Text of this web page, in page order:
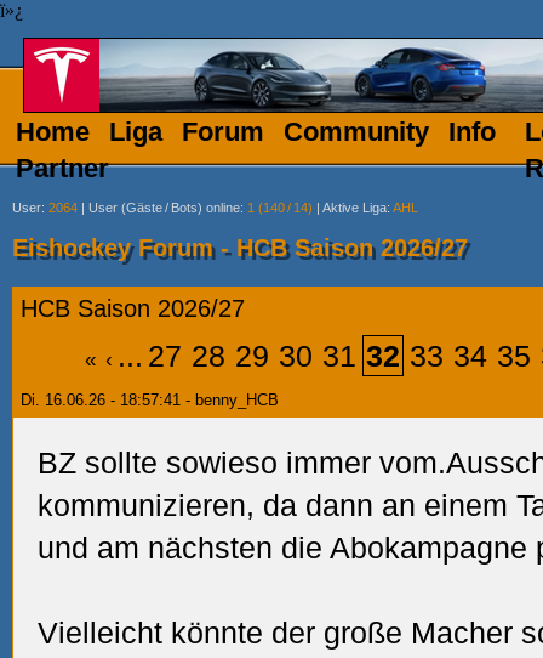
ï»¿
Home Liga Forum Community
Info
Partner
User: 2064 | User (Gäste/ Bots) online: 1 (140/ 14) | Aktive Liga: AHL
Eishockey Forum - HCB Saison 2026/27
HCB Saison 2026/27
« ‹ ... 27 28 29 30 31 32 33 34 35
Di. 16.06.26 - 18:57:41 - benny_HCB
BZ sollte sowieso immer
kommunizieren, da dann an einem
und am nächsten die Abokampagne
Vielleicht könnte der große Macher